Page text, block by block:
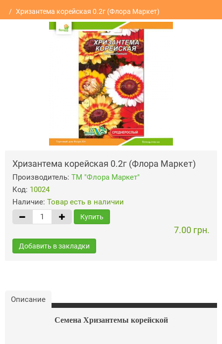
Хризантема корейская 0.2г (Флора Маркет)
Хризантема корейская 0.2г (Флора Маркет)
Производитель: ТМ "Флора Маркет"
Код: 10024
Наличие: Товар есть в наличии
Купить
7.00 грн.
Добавить в закладки
Описание
Семена Хризантемы корейской